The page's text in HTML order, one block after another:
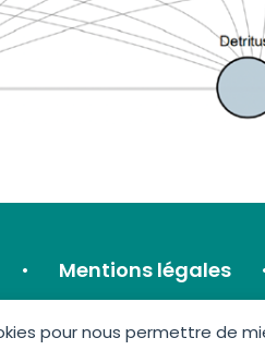
pour nous permettre de
Mentions légales